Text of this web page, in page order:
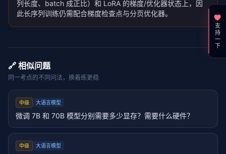
列长度、batch 成正比）和 LoRA 的梯度/优化器状态上，因
此长序列训练仍需配合梯度检查点与分页优化器。
🔗 相似问题
同一考点的不同问法，换着练更稳
中级 大语言模型
微调 7B 和 70B 模型分别需要多少显存？需要什么硬件？
中级 大语言模型
支持一下